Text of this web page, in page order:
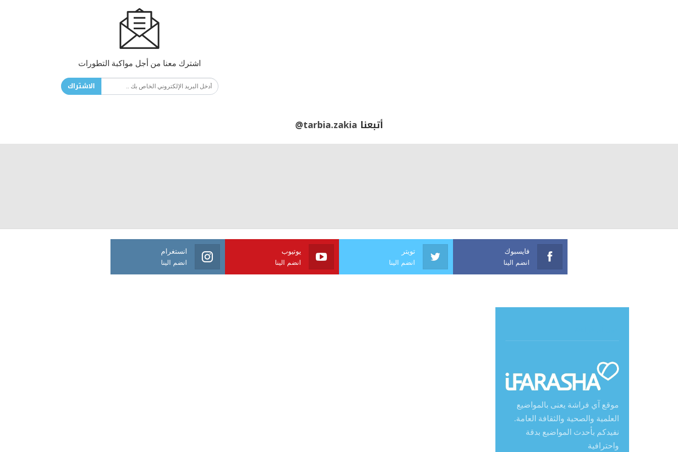
اشترك معنا من أجل مواكبة التطورات
الاشتراك
أتبعنا @tarbia.zakia
فايسبوك
انضم الينا
تويتر
انضم الينا
يوتيوب
انضم الينا
انستغرام
انضم الينا
موقع آي فراشة يعنى بالمواضيع
العلمية والصحية والثقافة العامة.
نفيدكم بأحدث المواضيع بدقة
واحترافية